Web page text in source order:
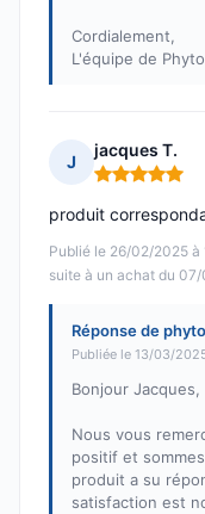
Cordialement,
L'équipe de
J
jacques T.
Note : 5 sur 5
Publié le 26/02/2025 à
suite à un achat du
produit
Réponse de
Publiée le 13/03/
Bonjour Jacques,
Nous vous
positif et
produit a su
satisfaction est